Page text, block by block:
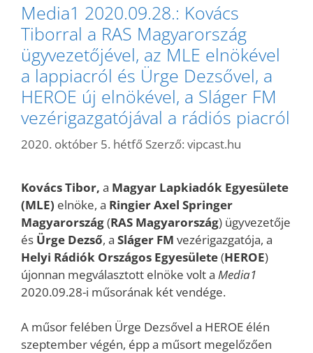
Media1 2020.09.28.: Kovács
Tiborral a RAS Magyarország
ügyvezetőjével, az MLE elnökével
a lappiacról és Ürge Dezsővel, a
HEROE új elnökével, a Sláger FM
vezérigazgatójával a rádiós piacról
2020. október 5. hétfő Szerző: vipcast.hu
Kovács Tibor, a Magyar Lapkiadók Egyesülete
(MLE) elnöke, a Ringier Axel Springer
Magyarország(RAS Magyarország) ügyvezetője
és Ürge Dezső, a Sláger FM vezérigazgatója, a
Helyi Rádiók Országos Egyesülete(HEROE)
újonnan megválasztott elnöke volt a Media1
2020.09.28-i műsorának két vendége.
A műsor felében Ürge Dezsővel a HEROE élén
szeptember végén, épp a műsort megelőzően